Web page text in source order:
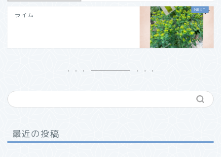
ライム
最近の投稿